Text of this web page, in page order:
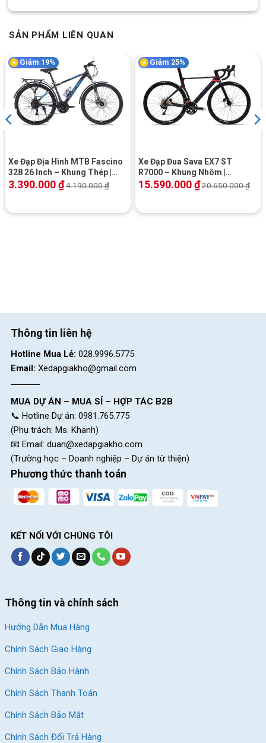
SẢN PHẨM LIÊN QUAN
Giảm 19%
Xe Đạp Địa Hình MTB Fascino
328 26 Inch – Khung Thép |
Phanh Đĩa
3.390.000₫4.190.000₫
Giảm 25%
Xe Đạp Đua Sava EX7 ST
R7000 – Khung Nhôm |
Shimano 105
15.590.000₫20.650.000₫
Thông tin liên hệ
Hotline Mua Lẻ: 028.9996.5775
Email: Xedapgiakho@gmail.com
MUA DỰ ÁN – MUA SỈ – HỢP TÁC B2B
📞 Hotline Dự án: 0981.765.775
(Phụ trách: Ms. Khanh)
📧 Email: duan@xedapgiakho.com
(Trường học – Doanh nghiệp – Dự án từ thiện)
Phương thức thanh toán
KẾT NỐI VỚI CHÚNG TÔI
Thông tin và chính sách
Hướng Dẫn Mua Hàng
Chính Sách Giao Hàng
Chính Sách Bảo Hành
Chính Sách Thanh Toán
Chính Sách Bảo Mật
Chính Sách Đổi Trả Hàng